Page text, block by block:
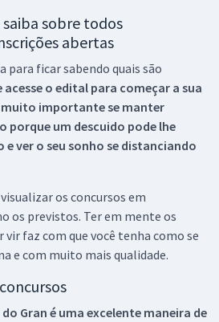
sobre todos
abertas
para ficar sabendo quais são
o edital para começar a sua
importante se manter
porque um descuido pode lhe
e ver o seu sonho se distanciando
os concursos em
os previstos. Ter em mente os
vir faz com que você tenha como se
e com muito mais qualidade.
Gran é uma excelente maneira de